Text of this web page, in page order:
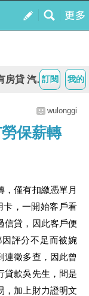
我的
訂閱
務整合專案
wulonggi
保薪轉
，僅有扣繳憑單月
卡，一開始客戶看
信貸 ，因此客戶便
評分不足而被婉
連徵多查，因此曾
貸款吳先生 ， 問是
，加上財力證明文